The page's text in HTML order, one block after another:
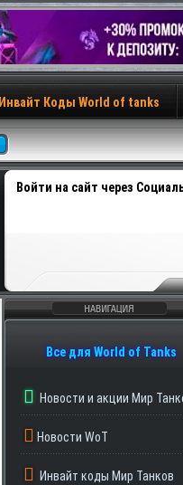
Инвайт Коды World of tanks
Войти на сайт через
Навигация
Все для World of Tanks
Новости и акции Мир
Новости WoT
Инвайт коды Мир Танков